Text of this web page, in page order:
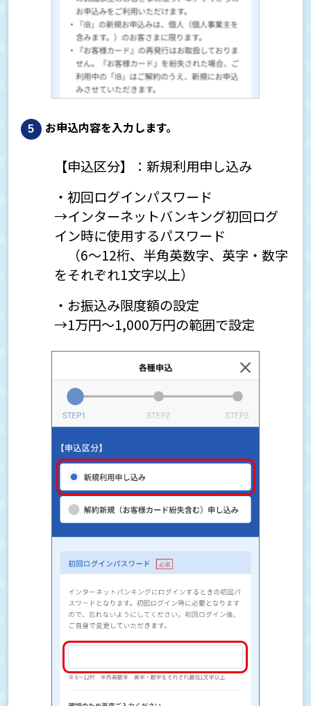
お申込内容を入力します。
【申込区分】：新規利用申し込み
・初回ログインパスワード
→インターネットバンキング初回ログ
イン時に使用するパスワード
（6～12桁、半角英数字、英字・数字
をそれぞれ1文字以上）
・お振込み限度額の設定
→1万円～1,000万円の範囲で設定